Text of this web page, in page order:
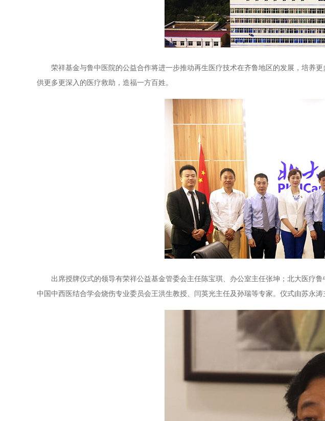
荣祥基金与鲁中医院的公益合作将进一步推动再生医疗技术在齐鲁地区的发展，培养
供更多更深入的医疗救助，造福一方百姓。
出席授牌仪式的领导有荣祥公益基金管委会主任陈宝琪、办公室主任张坤；北大医疗鲁
中国中西医结合学会烧伤专业委员会王洪生教授、闫英光主任及孙瑞等专家。仪式由苏永涛